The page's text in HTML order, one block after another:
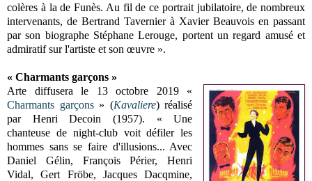
colères à la de Funès. Au fil de ce portrait jubilatoire, de nombreux
intervenants, de Bertrand Tavernier à Xavier Beauvois en passant
par son biographe Stéphane Lerouge, portent un regard amusé et
admiratif sur l'artiste et son œuvre ».
« Charmants garçons »
Arte diffusera le 13 octobre 2019 «
Charmants garçons» (Kavaliere) réalisé
par Henri Decoin (1957). « Une
chanteuse de night-club voit défiler les
hommes sans se faire d'illusions... Avec
Daniel Gélin, François Périer, Henri
Vidal, Gert Fröbe, Jacques Dacqmine,